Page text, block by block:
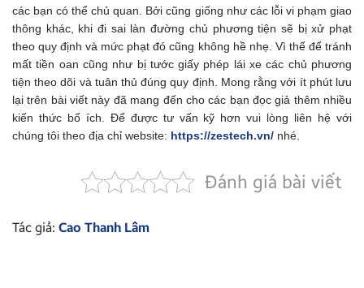
các bạn có thể chủ quan. Bởi cũng giống như các lỗi vi phạm giao
thông khác, khi đi sai làn đường chủ phương tiện sẽ bị xử phạt
theo quy định và mức phạt đó cũng không hề nhẹ. Vì thế để tránh
mất tiền oan cũng như bị tước giấy phép lái xe các chủ phương
tiện theo dõi và tuân thủ đúng quy định. Mong rằng với ít phút lưu
lại trên bài viết này đã mang đến cho các bạn đọc giả thêm nhiều
kiến thức bổ ích. Để được tư vấn kỹ hơn vui lòng liên hệ với
chúng tôi theo địa chỉ website: https://zestech.vn/ nhé.
Đánh giá bài viết
Tác giả: Cao Thanh Lâm